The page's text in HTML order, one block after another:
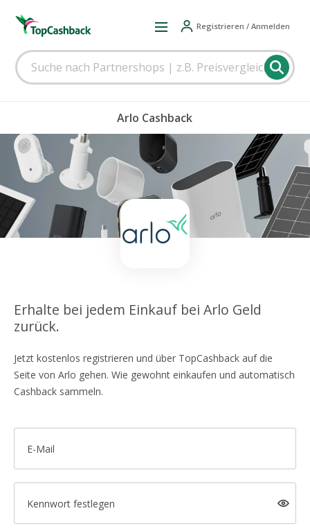
Registrieren / Anmelden
Arlo Cashback
Erhalte bei jedem Einkauf bei Arlo Geld
zurück.
Jetzt kostenlos registrieren und über TopCashback auf die
Seite von Arlo gehen. Wie gewohnt einkaufen und automatisch
Cashback sammeln.
E-Mail
Kennwort festlegen